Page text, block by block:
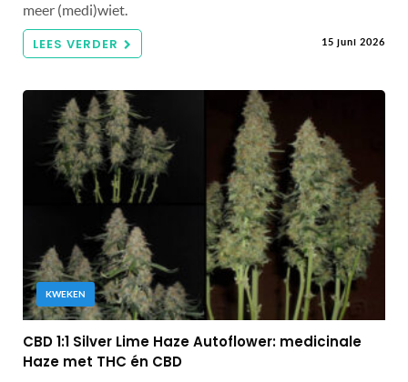
meer (medi)wiet.
LEES VERDER 15 juni 2026
KWEKEN
CBD 1:1 Silver Lime Haze Autoflower: medicinale
Haze met THC én CBD